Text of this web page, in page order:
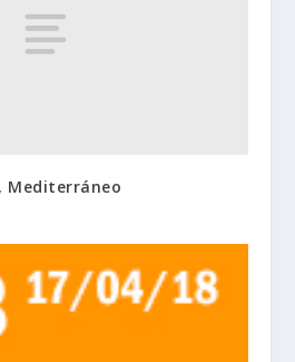
Mediterráneo